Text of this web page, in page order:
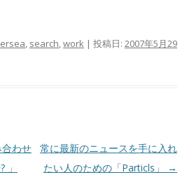
, search,work | 投稿日: 2007年5月29
わせ
」
常に最新のニュースを手に入れ
たい人のための「Particls」
→